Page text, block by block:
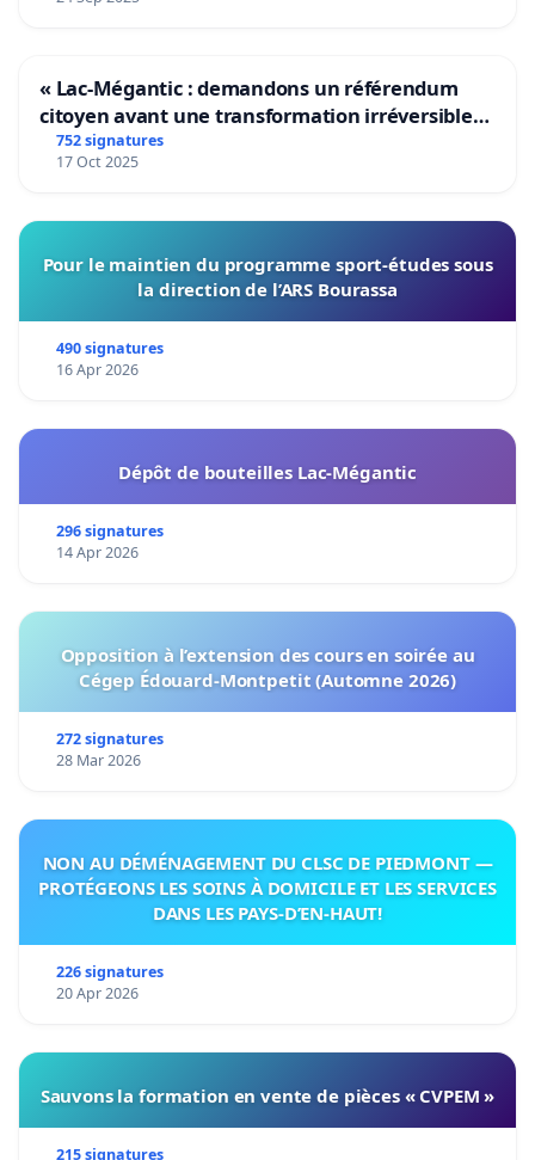
« Lac-Mégantic : demandons un référendum
citoyen avant une transformation irréversible
de notre territoire »
752 signatures
17 Oct 2025
Pour le maintien du programme sport-études sous
la direction de l’ARS Bourassa
490 signatures
16 Apr 2026
Dépôt de bouteilles Lac-Mégantic
296 signatures
14 Apr 2026
Opposition à l’extension des cours en soirée au
Cégep Édouard-Montpetit (Automne 2026)
272 signatures
28 Mar 2026
NON AU DÉMÉNAGEMENT DU CLSC DE PIEDMONT —
PROTÉGEONS LES SOINS À DOMICILE ET LES SERVICES
DANS LES PAYS-D’EN-HAUT!
226 signatures
20 Apr 2026
Sauvons la formation en vente de pièces « CVPEM »
215 signatures